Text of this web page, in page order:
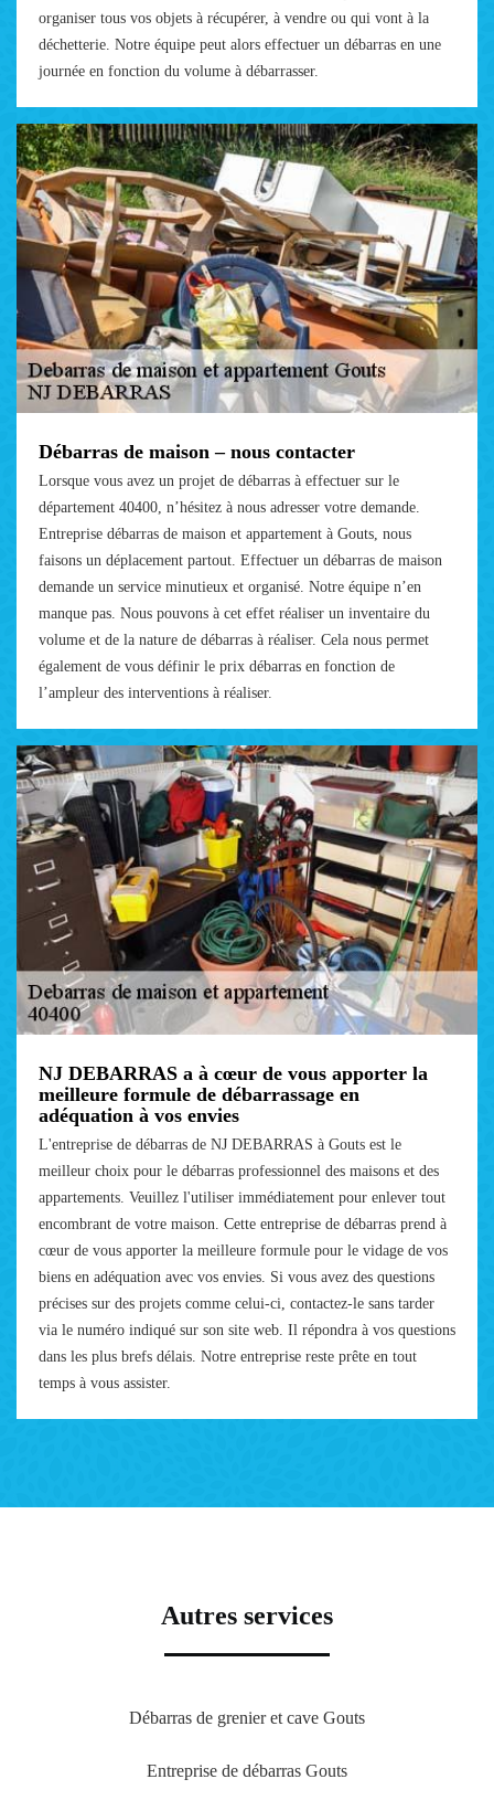
organiser tous vos objets à récupérer, à vendre ou qui vont à la
déchetterie. Notre équipe peut alors effectuer un débarras en une
journée en fonction du volume à débarrasser.
Débarras de maison – nous contacter
Lorsque vous avez un projet de débarras à effectuer sur le
département 40400, n’hésitez à nous adresser votre demande.
Entreprise débarras de maison et appartement à Gouts, nous
faisons un déplacement partout. Effectuer un débarras de maison
demande un service minutieux et organisé. Notre équipe n’en
manque pas. Nous pouvons à cet effet réaliser un inventaire du
volume et de la nature de débarras à réaliser. Cela nous permet
également de vous définir le prix débarras en fonction de
l’ampleur des interventions à réaliser.
NJ DEBARRAS a à cœur de vous apporter la
meilleure formule de débarrassage en
adéquation à vos envies
L'entreprise de débarras de NJ DEBARRAS à Gouts est le
meilleur choix pour le débarras professionnel des maisons et des
appartements. Veuillez l'utiliser immédiatement pour enlever tout
encombrant de votre maison. Cette entreprise de débarras prend à
cœur de vous apporter la meilleure formule pour le vidage de vos
biens en adéquation avec vos envies. Si vous avez des questions
précises sur des projets comme celui-ci, contactez-le sans tarder
via le numéro indiqué sur son site web. Il répondra à vos questions
dans les plus brefs délais. Notre entreprise reste prête en tout
temps à vous assister.
Autres services
Débarras de grenier et cave Gouts
Entreprise de débarras Gouts